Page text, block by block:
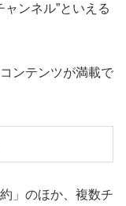
ャンネル”といえる
ンテンツが満載で
」のほか、複数チ